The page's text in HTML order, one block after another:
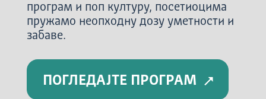
програм и поп културу, посетиоцима
пружамо неопходну дозу уметности и
забаве.
ПОГЛЕДАЈТЕ ПРОГРАМ